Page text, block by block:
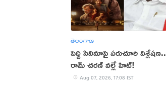
తెలంగాణ
పెద్ది సినిమాపై పరుచూరి విశ్లేషణ..
రామ్ చరణ్ వల్లే హిట్!
Aug 07, 2026, 17:08 IST